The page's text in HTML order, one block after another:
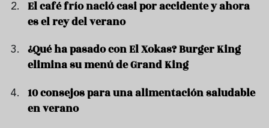
El café frío nació casi por accidente y ahora
es el rey del verano
¿Qué ha pasado con El Xokas? Burger King
elimina su menú de Grand King
10 consejos para una alimentación saludable
en verano